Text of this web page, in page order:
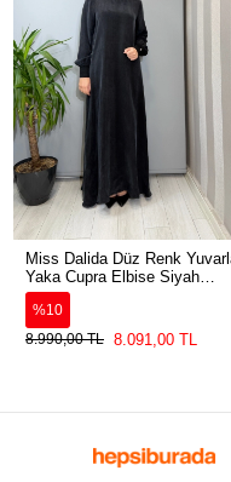
Miss Dalida Düz Renk Yuvarlak
Yaka Cupra Elbise Siyah
2264304
%10
8.990,00 TL 8.091,00 TL